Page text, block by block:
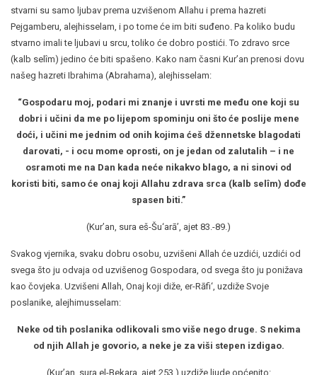
stvarni su samo ljubav prema uzvišenom Allahu i prema hazreti
Pejgamberu, alejhisselam, i po tome će im biti suđeno. Pa koliko budu
stvarno imali te ljubavi u srcu, toliko će dobro postići. To zdravo srce
(kalb selîm) jedino će biti spašeno. Kako nam časni Kur’an prenosi dovu
našeg hazreti Ibrahima (Abrahama), alejhisselam:
“Gospodaru moj, podari mi znanje i uvrsti me među one koji su
dobri i učini da me po lijepom spominju oni što će poslije mene
doći, i učini me jednim od onih kojima ćeš džennetske blagodati
darovati, - i ocu mome oprosti, on je jedan od zalutalih – i ne
osramoti me na Dan kada neće nikakvo blago, a ni sinovi od
koristi biti, samo će onaj koji Allahu zdrava srca (kalb selîm) dođe
spasen biti.”
(Kur’an, sura eš-Šu‘arā’, ajet 83.-89.)
Svakog vjernika, svaku dobru osobu, uzvišeni Allah će uzdići, uzdići od
svega što ju odvaja od uzvišenog Gospodara, od svega što ju ponižava
kao čovjeka. Uzvišeni Allah, Onaj koji diže, er-Rāfi‘, uzdiže Svoje
poslanike, alejhimusselam:
Neke od tih poslanika odlikovali smo više nego druge. S nekima
od njih Allah je govorio, a neke je za viši stepen izdigao.
(Kur’an, sura el-Bekara, ajet 253.) uzdiže ljude općenito: